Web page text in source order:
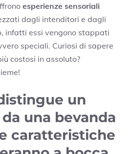
esperienze sensoriali
dagli intenditori e dagli
infatti essi vengono stappati
speciali. Curiosi di sapere
costosi in assoluto?
un
una bevanda
caratteristiche